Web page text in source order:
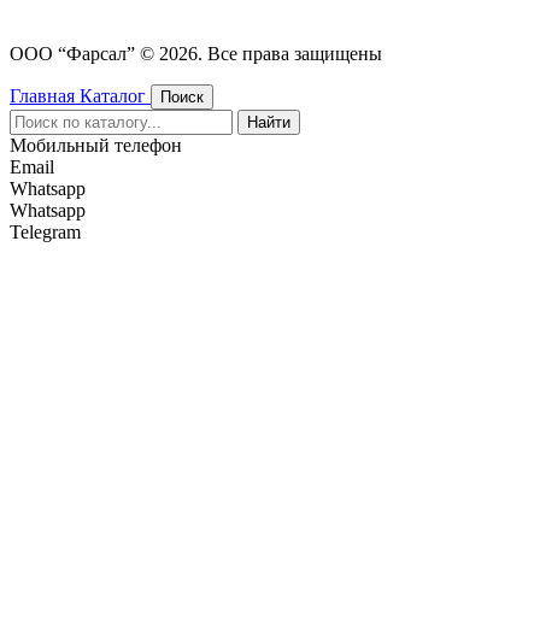
ООО “Фарсал” © 2026. Все права защищены
Главная Каталог
Поиск
Найти
Мобильный телефон
Email
Whatsapp
Whatsapp
Telegram